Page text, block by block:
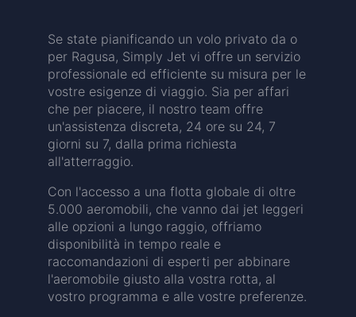
Se state pianificando un volo privato da o
per Ragusa, Simply Jet vi offre un servizio
professionale ed efficiente su misura per le
vostre esigenze di viaggio. Sia per affari
che per piacere, il nostro team offre
un'assistenza discreta, 24 ore su 24, 7
giorni su 7, dalla prima richiesta
all'atterraggio.
Con l'accesso a una flotta globale di oltre
5.000 aeromobili, che vanno dai jet leggeri
alle opzioni a lungo raggio, offriamo
disponibilità in tempo reale e
raccomandazioni di esperti per abbinare
l'aeromobile giusto alla vostra rotta, al
vostro programma e alle vostre preferenze.